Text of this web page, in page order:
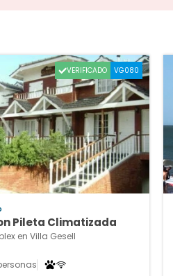
VERIFICADO VG080
Pileta Climatizada
en Villa Gesell